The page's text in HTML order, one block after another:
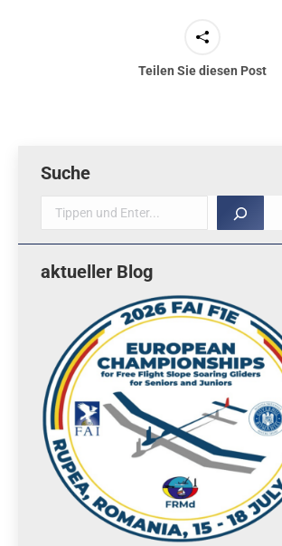
Teilen Sie diesen Post
Suche
Suche
aktueller Blog